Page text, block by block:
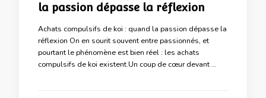
la passion dépasse la réflexion
Achats compulsifs de koi : quand la passion dépasse la
réflexion On en sourit souvent entre passionnés, et
pourtant le phénomène est bien réel : les achats
compulsifs de koi existent.Un coup de cœur devant …